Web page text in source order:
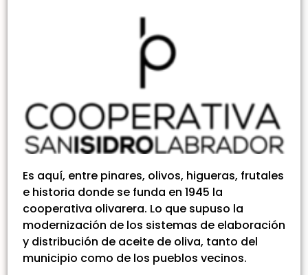
Es aquí, entre pinares, olivos, higueras, frutales
e historia donde se funda en 1945 la
cooperativa olivarera. Lo que supuso la
modernización de los sistemas de elaboración
y distribución de aceite de oliva, tanto del
municipio como de los pueblos vecinos.